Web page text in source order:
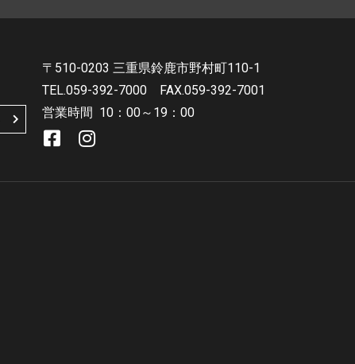
〒510-0203 三重県鈴鹿市野村町110-1
TEL.059-392-7000
FAX.059-392-7001
営業時間 10：00～19：00